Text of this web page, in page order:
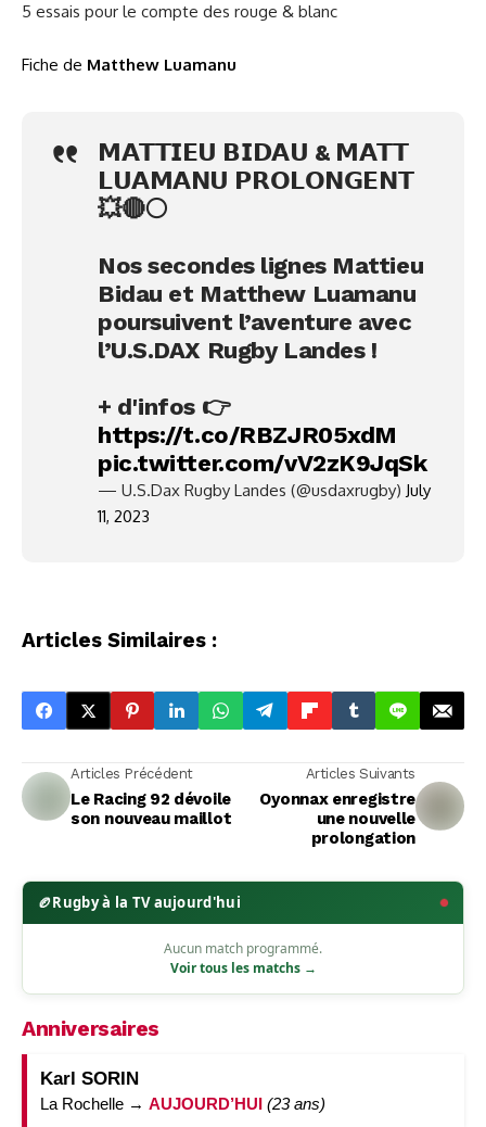
5 essais pour le compte des rouge & blanc
Fiche de Matthew Luamanu
𝗠𝗔𝗧𝗧𝗜𝗘𝗨 𝗕𝗜𝗗𝗔𝗨 & 𝗠𝗔𝗧𝗧
𝗟𝗨𝗔𝗠𝗔𝗡𝗨 𝗣𝗥𝗢𝗟𝗢𝗡𝗚𝗘𝗡𝗧
💥🔴⚪️
Nos secondes lignes Mattieu
Bidau et Matthew Luamanu
poursuivent l’aventure avec
l’U.S.DAX Rugby Landes !
+ d'infos 👉
https://t.co/RBZJR05xdM
pic.twitter.com/vV2zK9JqSk
— U.S.Dax Rugby Landes (@usdaxrugby) July
11, 2023
Articles Similaires :
Articles Précédent
Le Racing 92 dévoile
son nouveau maillot
Articles Suivants
Oyonnax enregistre
une nouvelle
prolongation
🏉Rugby à la TV aujourd'hui
Aucun match programmé.
Voir tous les matchs →
Anniversaires
Karl SORIN
La Rochelle → AUJOURD’HUI (23 ans)